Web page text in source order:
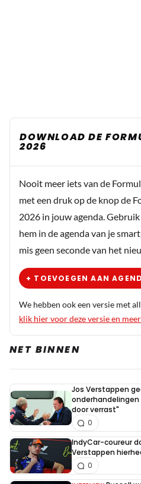
DOWNLOAD DE
2026
Nooit meer iets van de
met een druk op de knop de
2026 in jouw agenda.
hem in de agenda van je
mis geen seconde van het
+ TOEVOEGEN AAN
We hebben ook een versie met
klik hier voor deze versie en
NET BINNEN
Jos Verstappen
onderhandelingen
door verrast"
0
IndyCar-coureur
Verstappen
0